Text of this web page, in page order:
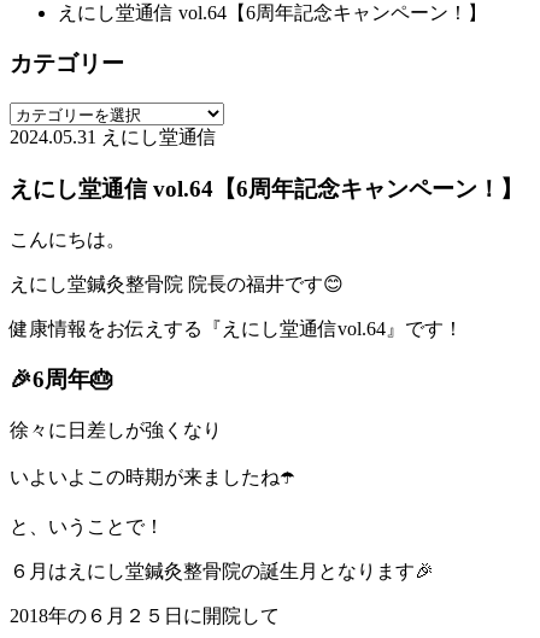
えにし堂通信 vol.64【6周年記念キャンペーン！】
カテゴリー
2024.05.31 えにし堂通信
えにし堂通信 vol.64【6周年記念キャンペーン！】
こんにちは。
えにし堂鍼灸整骨院 院長の福井です😊
健康情報をお伝えする『えにし堂通信vol.64』です！
🎉6周年🎂
徐々に日差しが強くなり
いよいよこの時期が来ましたね☂️
と、いうことで！
６月はえにし堂鍼灸整骨院の誕生月となります🎉
2018年の６月２５日に開院して